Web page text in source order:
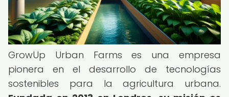
GrowUp Urban Farms es una empresa
pionera en el desarrollo de tecnologías
sostenibles para la agricultura urbana.